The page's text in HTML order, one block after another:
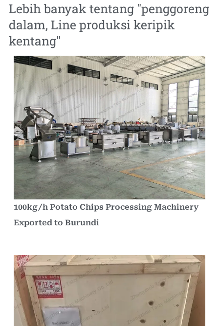
Lebih banyak tentang "penggoreng
dalam, Line produksi keripik
kentang"
100kg/h Potato Chips Processing Machinery
Exported to Burundi